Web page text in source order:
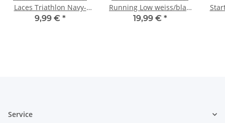
Laces Triathlon Navy-
Blau
9,99 € *
Running Low weiss/blau
Large (43-46)
19,99 € *
Service